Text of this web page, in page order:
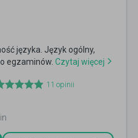
języka. Język ogólny,
egzaminów. Czytaj więcej
11 opinii